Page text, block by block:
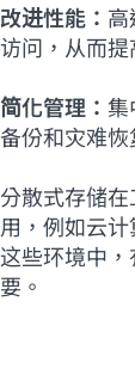
改进性能：
访问，从而提
简化管理：
备份和灾难恢
分散式存储
用，例如云
这些环境中
要。